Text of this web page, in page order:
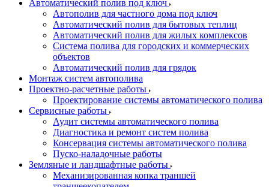
Автоматический полив под ключ
Автополив для частного дома под ключ
Автоматический полив для бытовых теплиц
Автоматический полив для жилых комплексов
Система полива для городских и коммерческих
объектов
Автоматический полив для грядок
Монтаж систем автополива
Проектно-расчетные работы
Проектирование системы автоматического полива
Сервисные работы
Аудит системы автоматического полива
Диагностика и ремонт систем полива
Консервация системы автоматического полива
Пуско-наладочные работы
Земляные и ландшафтные работы
Механизированная копка траншей